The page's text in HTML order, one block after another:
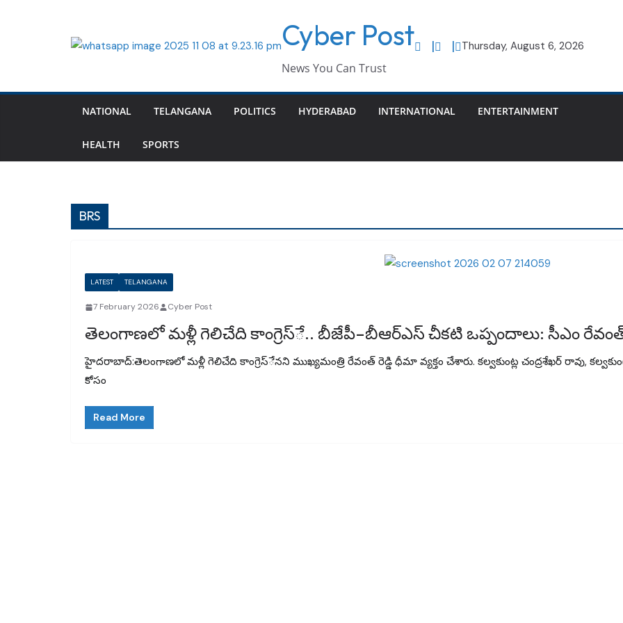
Cyber Post
News You Can Trust
Thursday, August 6, 2026
NATIONAL TELANGANA POLITICS HYDERABAD INTERNATIONAL ENTERTAINMENT
HEALTH SPORTS
BRS
LATEST TELANGANA
7 February 2026 Cyber Post
తెలంగాణలో మళ్లీ గెలిచేది కాంగ్రెస్ే.. బీజేపీ–బీఆర్ఎస్ చీకటి ఒప్పందాలు: సీఎం రేవంత్
హైదరాబాద్:తెలంగాణలో మళ్లీ గెలిచేది కాంగ్రెస్ేనని ముఖ్యమంత్రి రేవంత్ రెడ్డి ధీమా వ్యక్తం చేశారు. కల్వకుంట్ల చంద్రశేఖర్ రావు,
కోసం
Read More